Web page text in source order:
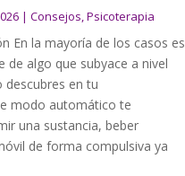
| Consejos,Psicoterapia
En la mayoría de los casos es
de algo que subyace a nivel
descubres en tu
modo automático te
una sustancia, beber
de forma compulsiva ya